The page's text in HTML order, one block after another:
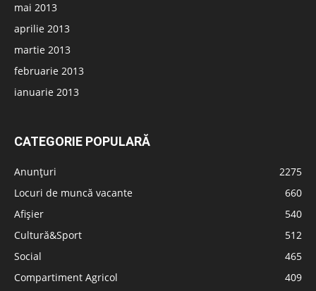
mai 2013
aprilie 2013
martie 2013
februarie 2013
ianuarie 2013
CATEGORIE POPULARĂ
Anunțuri
2275
Locuri de muncă vacante
660
Afișier
540
Cultură&Sport
512
Social
465
Compartiment Agricol
409